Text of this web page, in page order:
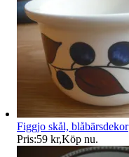
Figgjo skål, blåbärsdekor
Pris:59 kr,Köp nu.